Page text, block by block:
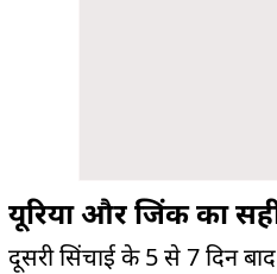
यूरिया और जिंक का
दूसरी सिंचाई के 5 से 7 दिन